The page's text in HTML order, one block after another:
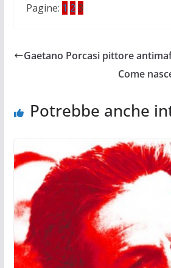
Pagine: 1 2 3
Gaetano Porcasi pittore
Come
Potrebbe anche